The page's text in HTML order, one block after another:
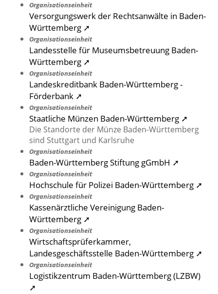
Organisationseinheit
Versorgungswerk der Rechtsanwälte in Baden-
Württemberg ➚
Organisationseinheit
Landesstelle für Museumsbetreuung Baden-
Württemberg ➚
Organisationseinheit
Landeskreditbank Baden-Württemberg -
Förderbank ➚
Organisationseinheit
Staatliche Münzen Baden-Württemberg ➚
Die Standorte der Münze Baden-Württemberg
sind Stuttgart und Karlsruhe
Organisationseinheit
Baden-Württemberg Stiftung gGmbH ➚
Organisationseinheit
Hochschule für Polizei Baden-Württemberg ➚
Organisationseinheit
Kassenärztliche Vereinigung Baden-
Württemberg ➚
Organisationseinheit
Wirtschaftsprüferkammer,
Landesgeschäftsstelle Baden-Württemberg ➚
Organisationseinheit
Logistikzentrum Baden-Württemberg (LZBW)
➚